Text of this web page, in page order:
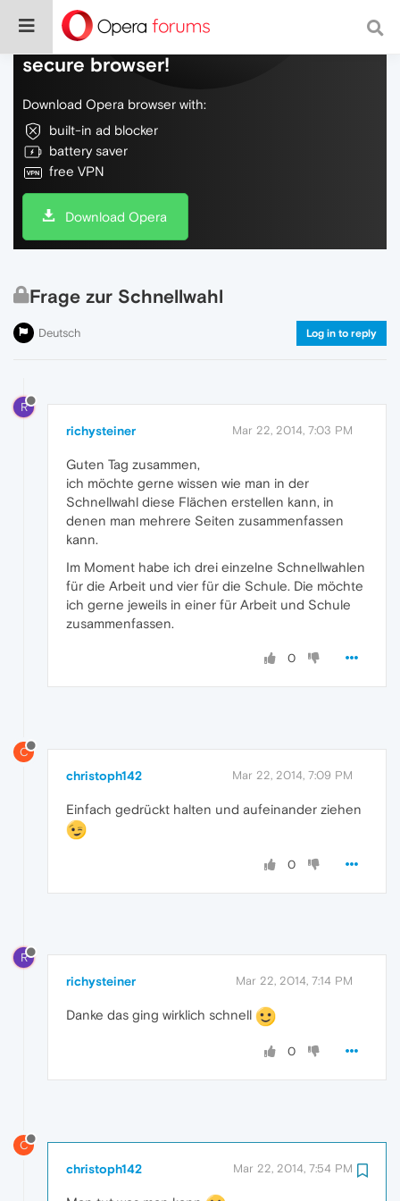
Do more on the web, with a fast and
secure browser!
Download Opera browser with:
built-in ad blocker
battery saver
free VPN
Download Opera
Frage zur Schnellwahl
Deutsch Log in to reply
R
richysteiner Mar 22, 2014, 7:03 PM
Guten Tag zusammen,
ich möchte gerne wissen wie man in der
Schnellwahl diese Flächen erstellen kann, in
denen man mehrere Seiten zusammenfassen
kann.
Im Moment habe ich drei einzelne Schnellwahlen
für die Arbeit und vier für die Schule. Die möchte
ich gerne jeweils in einer für Arbeit und Schule
zusammenfassen.
0
C
christoph142 Mar 22, 2014, 7:09 PM
Einfach gedrückt halten und aufeinander ziehen
0
R
richysteiner Mar 22, 2014, 7:14 PM
Danke das ging wirklich schnell
0
C
christoph142 Mar 22, 2014, 7:54 PM